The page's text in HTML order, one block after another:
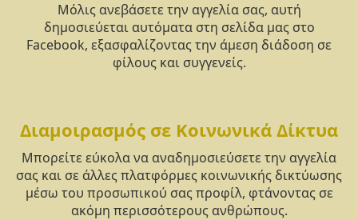
Μόλις ανεβάσετε την αγγελία σας, αυτή
δημοσιεύεται αυτόματα στη σελίδα μας στο
Facebook, εξασφαλίζοντας την άμεση διάδοση σε
φίλους και συγγενείς.
Διαμοιρασμός σε Κοινωνικά Δίκτυα
Μπορείτε εύκολα να αναδημοσιεύσετε την αγγελία
σας και σε άλλες πλατφόρμες κοινωνικής δικτύωσης
μέσω του προσωπικού σας προφίλ, φτάνοντας σε
ακόμη περισσότερους ανθρώπους.